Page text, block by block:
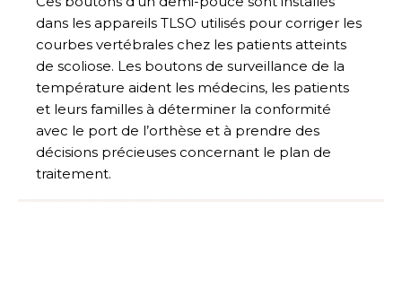
dans les appareils TLSO utilisés pour corriger les
courbes vertébrales chez les patients atteints
de scoliose. Les boutons de surveillance de la
température aident les médecins, les patients
et leurs familles à déterminer la conformité
avec le port de l’orthèse et à prendre des
décisions précieuses concernant le plan de
traitement.